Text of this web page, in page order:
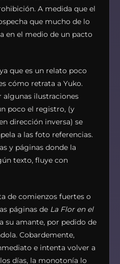
A medida que el
que mucho de lo
en el medio de un pacto
que es un relato poco
cómo retrata a Yuko.
ilustraciones
poco el registro, (y
dirección inversa) se
a las foto referencias.
y páginas donde la
texto, fluye con
de comienzos fuertes o
páginas de La Flor en el
su amante, por pedido de
Cobardemente,
e intenta volver a
días, la monotonía lo